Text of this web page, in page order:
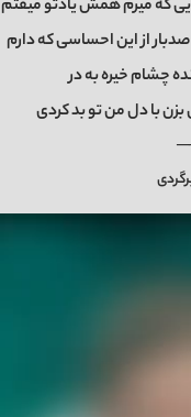
که میرم همش یادتو میفتم
از این احساسی که دارم
چشام خیره به در
بزن با دل من تو بد کردی